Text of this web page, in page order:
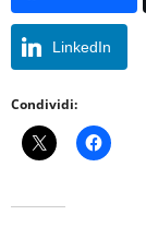
LinkedIn
Condividi: